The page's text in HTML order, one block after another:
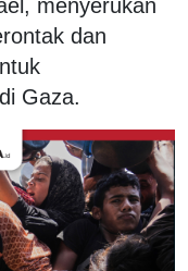
menyerukan
dan
Gaza.